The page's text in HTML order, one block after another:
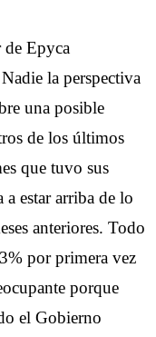
Epyca
la perspectiva
una posible
de los últimos
que tuvo sus
estar arriba de lo
anteriores. Todo
por primera vez
porque
el Gobierno